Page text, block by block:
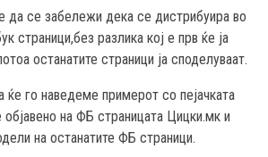
се забележи дека се дистрибуира во
страници,без разлика кој е прв ќе ја
останатите страници ја споделуваат.
ќе го наведеме примерот со пејачката
на ФБ страницата Цицки.мк и
на останатите ФБ страници.